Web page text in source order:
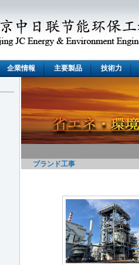
企業情報 主要製品
技術力
ブランド工事